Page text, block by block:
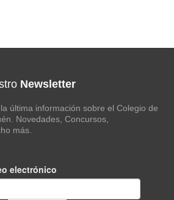
Newsletter
última información sobre el Colegio de
Novedades, Concursos,
más.